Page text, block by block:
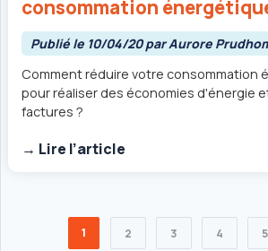
consommation
Publié le 10/04/20 par Aurore
Comment réduire votre consommation
pour réaliser des économies d'énergie
factures ?
→ Lire l’article
1 2 3 4 5